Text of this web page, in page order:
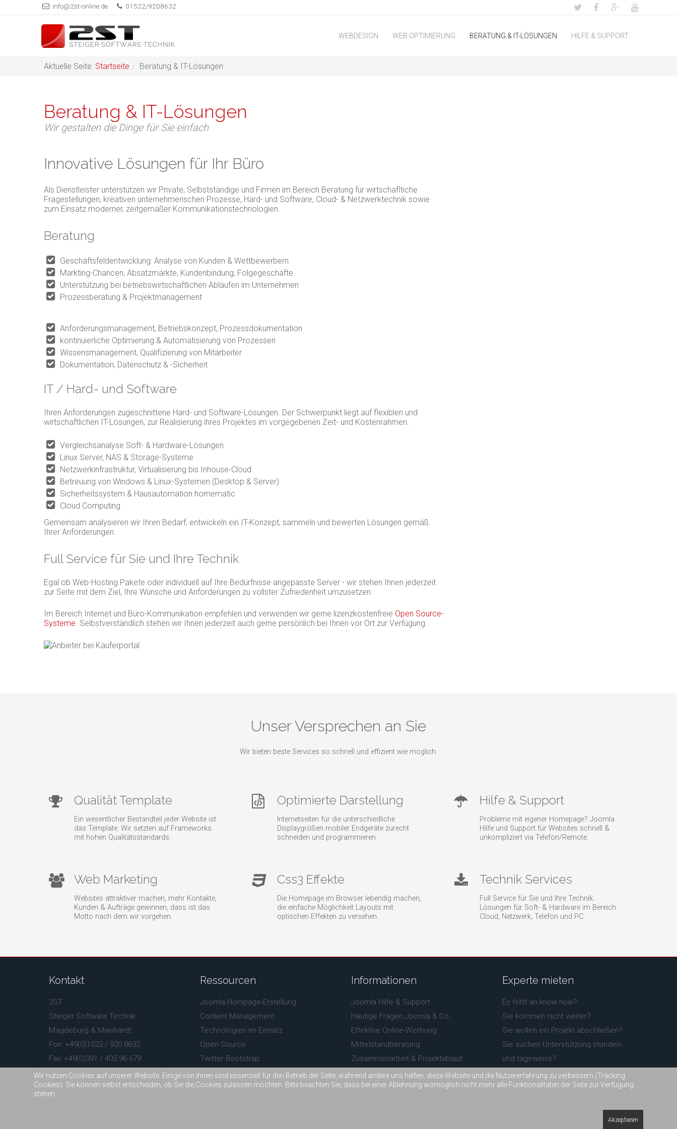
info@2st-online.de 01522/9208632
WEBDESIGN WEB OPTIMIERUNG BERATUNG & IT-LÖSUNGEN HILFE & SUPPORT
Aktuelle Seite: Startseite / Beratung & IT-Lösungen
Beratung & IT-Lösungen
Wir gestalten die Dinge für Sie einfach
Innovative Lösungen für Ihr Büro
Als Dienstleister unterstützen wir Private, Selbstständige und Firmen im Bereich Beratung für wirtschafltiche
Fragestellungen, kreativen unternehmerischen Prozesse, Hard- und Software, Cloud- & Netzwerktechnik sowie
zum Einsatz moderner, zeitgemäßer Kommunikationstechnologien.
Beratung
Geschäftsfeldentwicklung: Analyse von Kunden & Wettbewerbern
Markting-Chancen, Absatzmärkte, Kundenbindung, Folgegeschäfte
Unterstützung bei betriebswirtschaftlichen Abläufen im Unternehmen
Prozessberatung & Projektmanagement
Anforderungsmanagement, Betriebskonzept, Prozessdokumentation
kontinuierliche Optimierung & Automatisierung von Prozessen
Wissensmanagement, Qualifizierung von Mitarbeiter
Dokumentation, Datenschutz & -Sicherheit
IT / Hard- und Software
Ihren Anforderungen zugeschnittene Hard- und Software-Lösungen. Der Schwerpunkt liegt auf flexiblen und
wirtschaftlichen IT-Lösungen, zur Realisierung ihres Projektes im vorgegebenen Zeit- und Kostenrahmen.
Vergleichsanalyse Soft- & Hardware-Lösungen
Linux Server, NAS & Storage-Systeme
Netzwerkinfrastruktur, Virtualisierung bis Inhouse-Cloud
Betreuung von Windows & Linux-Systemen (Desktop & Server)
Sicherheitssystem & Hausautomation homematic
Cloud Computing
Gemeinsam analysieren wir Ihren Bedarf, entwickeln ein IT-Konzept, sammeln und bewerten Lösungen gemäß
Ihrer Anforderungen.
Full Service für Sie und Ihre Technik
Egal ob Web-Hosting Pakete oder individuell auf Ihre Bedürfnisse angepasste Server - wir stehen Ihnen jederzeit
zur Seite mit dem Ziel, Ihre Wünsche und Anforderungen zu vollster Zufriedenheit umzusetzen.
Im Bereich Internet und Büro-Kommunikation empfehlen und verwenden wir gerne lizenzkostenfreie Open Source-
Systeme . Selbstverständlich stehen wir Ihnen jederzeit auch gerne persönlich bei Ihnen vor Ort zur Verfügung.
Unser Versprechen an Sie
Wir bieten beste Services so schnell und effizient wie möglich.
Qualität Template
Ein wesentlicher Bestandteil jeder Website ist
das Template. Wir setzten auf Frameworks
mit hohen Qualitätsstandards.
Web Marketing
Websites attraktiver machen, mehr Kontakte,
Kunden & Aufträge gewinnen, dass ist das
Motto nach dem wir vorgehen.
Optimierte Darstellung
Internetseiten für die unterschiedliche
Displaygrößen mobiler Endgeräte zurecht
schneiden und programmieren.
Css3 Effekte
Die Homepage im Browser lebendig machen,
die einfache Möglichkeit Layouts mit
optischen Effekten zu versehen.
Hilfe & Support
Probleme mit eigener Homepage? Joomla
Hilfe und Support für Websites schnell &
unkompliziert via Telefon/Remote.
Technik Services
Full Service für Sie und Ihre Technik.
Lösungen für Soft- & Hardware im Bereich
Cloud, Netzwerk, Telefon und PC.
Kontakt
2ST
Steiger Software Technik
Magdeburg & Mainhardt
Fon: +49(0)1522 / 920 8632
Fax: +49(0)391 / 405 96 679
info@2st-online.de
Ressourcen
Joomla Hompage-Erstellung
Content Management
Technologien im Einsatz
Open Source
Twitter Bootstrap
Font-Awesome
Informationen
Joomla Hilfe & Support
Häufige Fragen Joomla & Co.
Effektive Online-Werbung
Mittelstandberatung
Zusammenarbeit & Projektablauf
Preise Homepage
Experte mieten
Es fehlt an know how?
Sie kommen nicht weiter?
Sie wollen ein Projekt abschließen?
Sie suchen Unterstützung stunden-
und tageweise?
Fragen Sie uns!
Wir nutzen Cookies auf unserer Website. Einige von ihnen sind essenziell für den Betrieb der Seite, während andere uns helfen, diese Website und die Nutzererfahrung zu verbessern (Tracking
Cookies). Sie können selbst entscheiden, ob Sie die Cookies zulassen möchten. Bitte beachten Sie, dass bei einer Ablehnung womöglich nicht mehr alle Funktionalitäten der Seite zur Verfügung
stehen.
Akzeptieren